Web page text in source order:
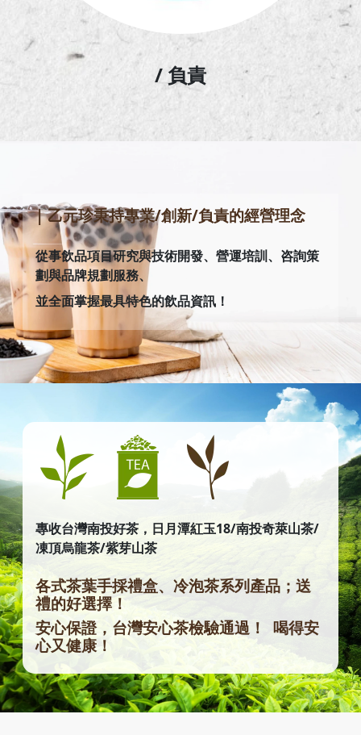
/ 負責
| 乙元珍秉持專業/創新/負責的經營理念
從事飲品項目研究與技術開發、營運培訓、咨詢策
劃與品牌規劃服務、
並全面掌握最具特色的飲品資訊！
專收台灣南投好茶，日月潭紅玉18/南投奇萊山茶/
凍頂烏龍茶/紫芽山茶
各式茶葉手採禮盒、冷泡茶系列產品；送
禮的好選擇！
安心保證，台灣安心茶檢驗通過！ 喝得安
心又健康！